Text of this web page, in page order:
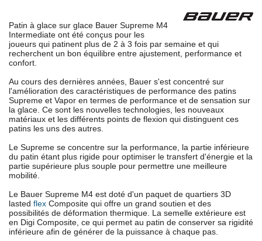
Patin à glace sur glace Bauer Supreme M4
Intermediate ont été conçus pour les
joueurs qui patinent plus de 2 à 3 fois par semaine et qui
recherchent un bon équilibre entre ajustement, performance et
confort.
Au cours des dernières années, Bauer s'est concentré sur
l'amélioration des caractéristiques de performance des patins
Supreme et Vapor en termes de performance et de sensation sur
la glace. Ce sont les nouvelles technologies, les nouveaux
matériaux et les différents points de flexion qui distinguent ces
patins les uns des autres.
Le Supreme se concentre sur la performance, la partie inférieure
du patin étant plus rigide pour optimiser le transfert d'énergie et la
partie supérieure plus souple pour permettre une meilleure
mobilité.
Le Bauer Supreme M4 est doté d'un paquet de quartiers 3D
lasted flex Composite qui offre un grand soutien et des
possibilités de déformation thermique. La semelle extérieure est
en Digi Composite, ce qui permet au patin de conserver sa rigidité
inférieure afin de générer de la puissance à chaque pas.